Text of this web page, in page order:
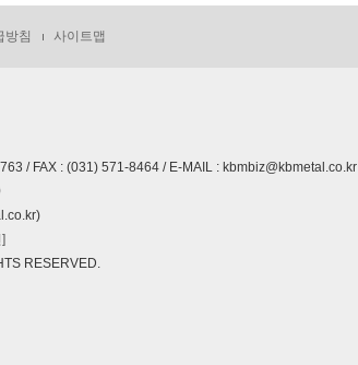
방침 사이트맵
/ FAX : (031) 571-8464 / E-MAIL : kbmbiz@kbmetal.co.kr
RESERVED.